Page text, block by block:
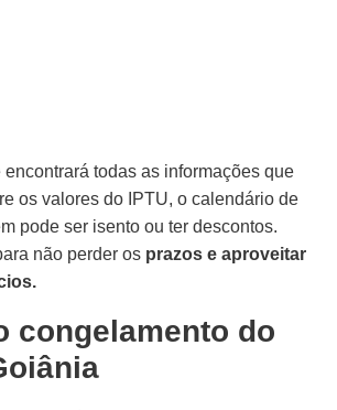
encontrará todas as informações que
os valores do IPTU, o calendário de
pode ser isento ou ter descontos.
não perder os prazos e aproveitar
congelamento do